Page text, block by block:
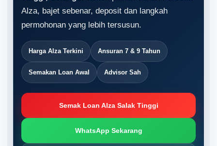
Alza, bajet sebenar, deposit dan langkah
permohonan yang lebih tersusun.
Harga Alza Terkini Ansuran 7 & 9 Tahun
Semakan Loan Awal Advisor Sah
Semak Loan Alza Salak Tinggi
WhatsApp Sekarang